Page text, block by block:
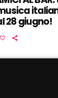
28 giugno!